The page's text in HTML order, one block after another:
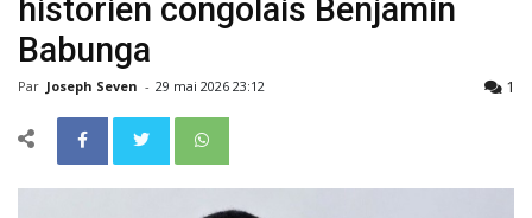
historien congolais Benjamin
Babunga
Par Joseph Seven - 29 mai 2026 23:12 1